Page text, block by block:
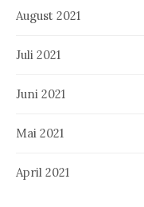
August 2021
Juli 2021
Juni 2021
Mai 2021
April 2021